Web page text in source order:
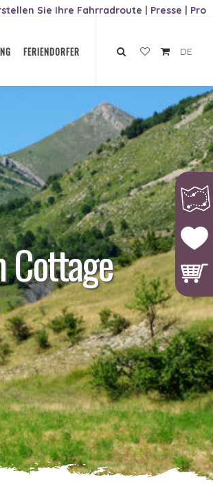
Sie Ihre Fahrradroute | Presse | Pro
FERIENDORFER DE
Cottage